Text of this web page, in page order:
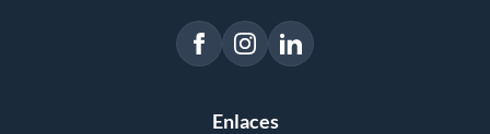
Enlaces